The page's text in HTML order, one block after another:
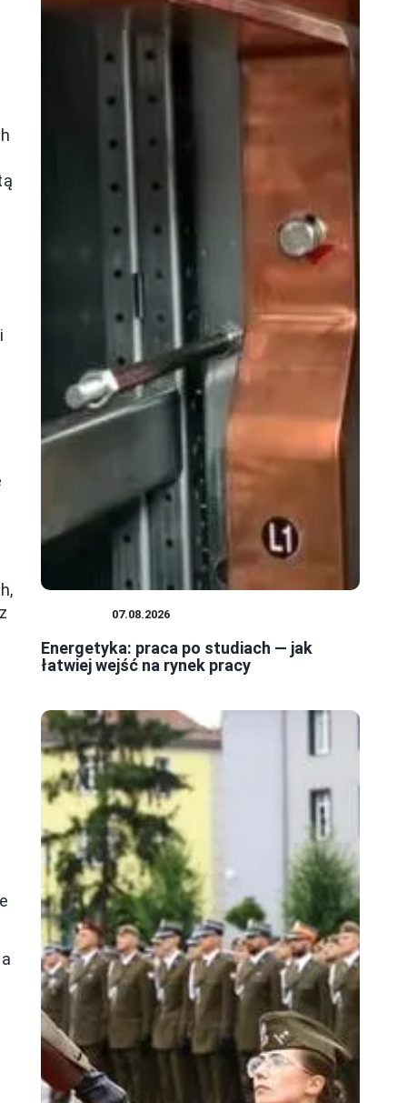
07.08.2026
Energetyka: praca po studiach — jak
łatwiej wejść na rynek pracy